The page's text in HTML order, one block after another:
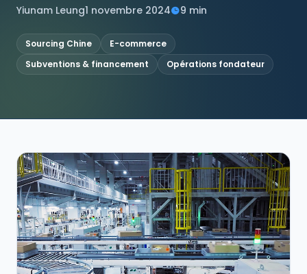
Yiunam Leung1 novembre 2024 9 min
Sourcing Chine
E-commerce
Subventions & financement
Opérations fondateur